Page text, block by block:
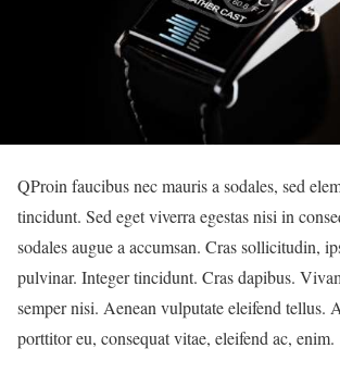
QProin faucibus nec mauris a sodales, sed
tincidunt. Sed eget viverra egestas nisi in
sodales augue a accumsan. Cras sollicitudin,
pulvinar. Integer tincidunt. Cras dapibus.
semper nisi. Aenean vulputate eleifend tellus.
porttitor eu, consequat vitae, eleifend ac, enim.